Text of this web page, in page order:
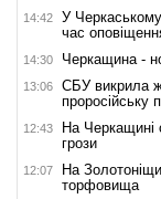
14:42
У
час
14:30 Черкащина -
13:06
СБУ викрила
проросійську
12:43
На Черкащині
грози
12:07
На
торфовища